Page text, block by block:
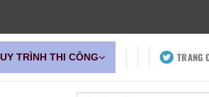
TRÌNH THI CÔNG TRANG